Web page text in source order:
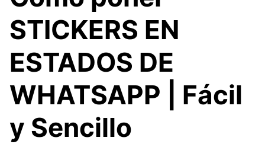
STICKERS EN
ESTADOS DE
WHATSAPP | Fácil
y Sencillo